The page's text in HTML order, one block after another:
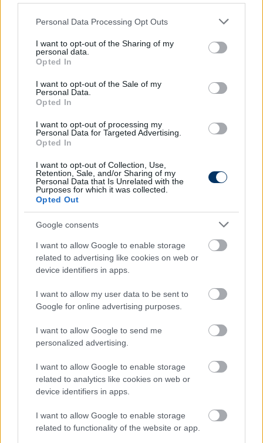
Please note that this website/app uses one or more Google
not limited to your visit or usage behaviour. You may click to
grant or deny consent to Google and its third-party tags to
use your data for below specified purposes in below Google
consent section.
Personal Data Processing Opt Outs
I want to opt-out of the Sharing of my
personal data.
Opted In
I want to opt-out of the Sale of my
Personal Data.
Opted In
I want to opt-out of processing my
Personal Data for Targeted Advertising.
Opted In
I want to opt-out of Collection, Use,
Retention, Sale, and/or Sharing of my
Personal Data that Is Unrelated with the
Purposes for which it was collected.
Opted Out
Google consents
I want to allow Google to enable storage
related to advertising like cookies on web or
device identifiers in apps.
I want to allow my user data to be sent to
Google for online advertising purposes.
I want to allow Google to send me
personalized advertising.
I want to allow Google to enable storage
related to analytics like cookies on web or
device identifiers in apps.
I want to allow Google to enable storage
related to functionality of the website or app.
"Szomorú, hogy ezért el kellett
jönnöm Magyarországról" - interjú a
Romániában a legjobbnak nevezett
magyar védővel
A román élvonalban szereplő FK Csíkszereda magyar
védőjét, Hegedűs Jánost nemrég egy helyi szakember
a bajnokság legjobb hátvédjének nevezte – a korábbi
NB I-es játékos pedig azt mondja, különösen jól esett
számára ez az elismerés, hiszen ritka, hogy magyar
futballistát méltatnak így Romániában. A 29 éves
hátvéddel a csíki sikerről, a magyar játékosokat érő
megkülönböztetésről, a meglehetősen kétarcú
romániai körülményekről, a diósgyőri évekről és
válogatott álmáról is beszélgettünk. Kiderült, miért
kellett eljönnie a DVTK-tól elég hirtelen, miért döntött
úgy, hogy otthagyja Magyarországot és hogy miért
érintette különösen érzékenyen Varga Barnabás Eb-
sérülése. Interjú.
Itt állíthatod be, hogy a Csakfoci az elsők
között legyen a Google-találatokban